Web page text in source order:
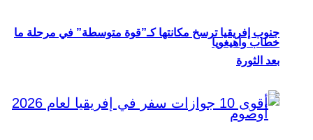
خطاب واهيغويا
جنوب إفريقيا ترسخ مكانتها كـ”قوة متوسطة” في مرحلة ما
بعد الثورة